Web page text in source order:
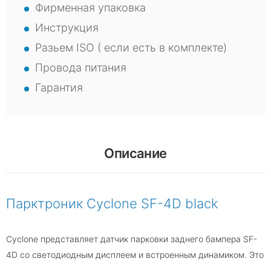
Фирменная упаковка
Инструкция
Разьем ISO ( если есть в комплекте)
Провода питания
Гарантия
Описание
Парктроник Cyclone SF-4D black
Cyclone представляет датчик парковки заднего бампера SF-
4D со светодиодным дисплеем и встроенным динамиком. Это